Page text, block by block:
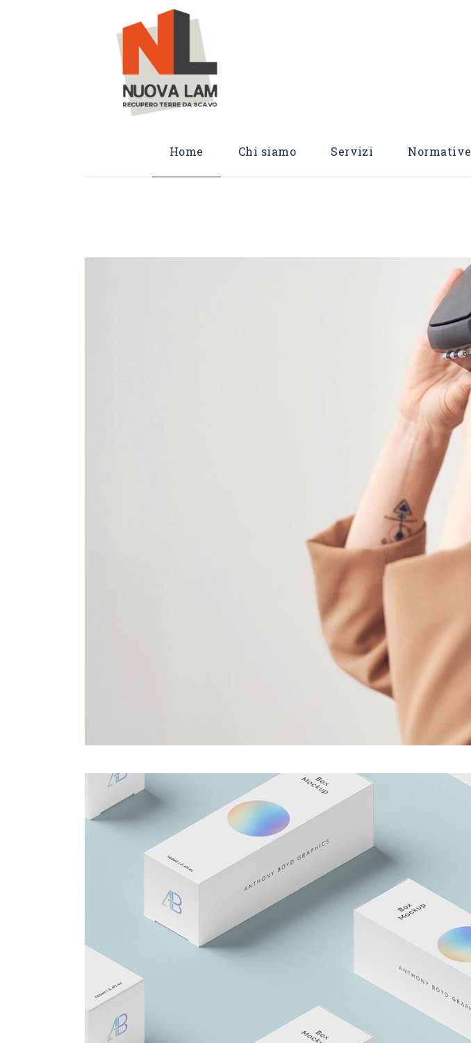
Home Chi siamo Servizi Normative